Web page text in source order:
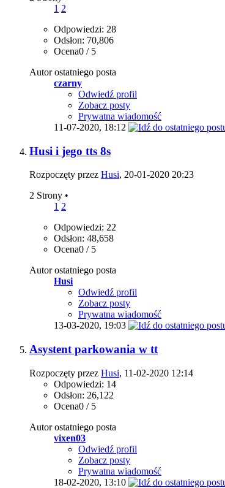
1 2
Odpowiedzi: 28
Odsłon: 70,806
Ocena0 / 5
Autor ostatniego posta
czarny
Odwiedź profil
Zobacz posty
Prywatna wiadomość
11-07-2020, 18:12
Husi i jego tts 8s
Rozpoczęty przez Husi, 20-01-2020 20:23
2 Strony •
1 2
Odpowiedzi: 22
Odsłon: 48,658
Ocena0 / 5
Autor ostatniego posta
Husi
Odwiedź profil
Zobacz posty
Prywatna wiadomość
13-03-2020, 19:03
Asystent parkowania w tt
Rozpoczęty przez Husi, 11-02-2020 12:14
Odpowiedzi: 14
Odsłon: 26,122
Ocena0 / 5
Autor ostatniego posta
vixen03
Odwiedź profil
Zobacz posty
Prywatna wiadomość
18-02-2020, 13:10